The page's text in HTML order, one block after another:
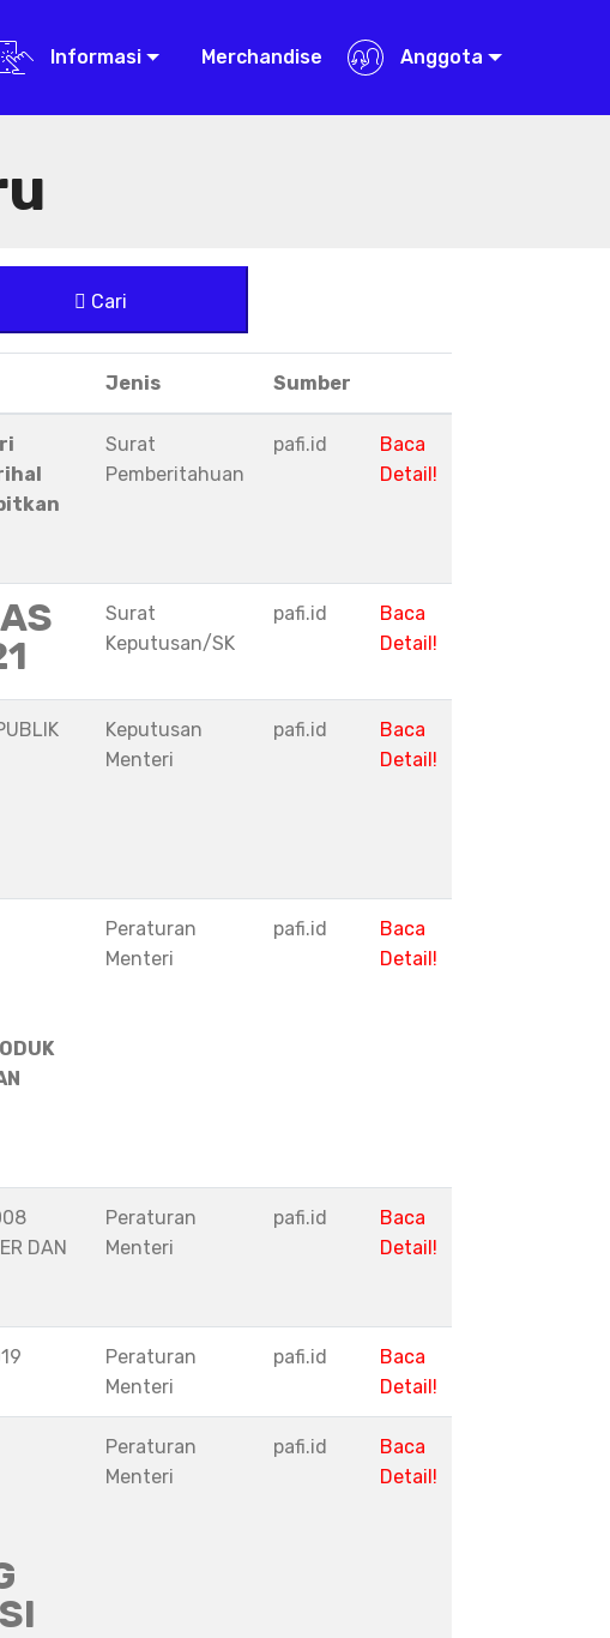
Informasi Merchandise Anggota
Cari
Jenis Sumber
Surat
Pemberitahuan
pafi.id
Baca
Detail!
Surat
Keputusan/SK
pafi.id
Baca
Detail!
Keputusan
Menteri
pafi.id
Baca
Detail!
Peraturan
Menteri
pafi.id
Baca
Detail!
DAN
Peraturan
Menteri
pafi.id
Baca
Detail!
Peraturan
Menteri
pafi.id
Baca
Detail!
Peraturan
Menteri
pafi.id
Baca
Detail!